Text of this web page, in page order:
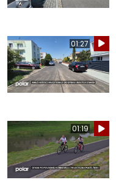
01:27
01:19